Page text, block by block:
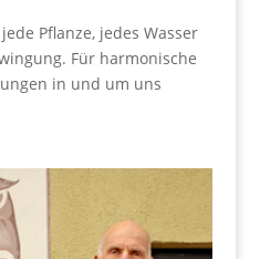
Pflanze, jedes Wasser
Für harmonische
in und um uns